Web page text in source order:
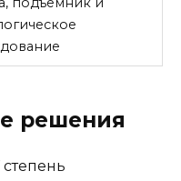
решения